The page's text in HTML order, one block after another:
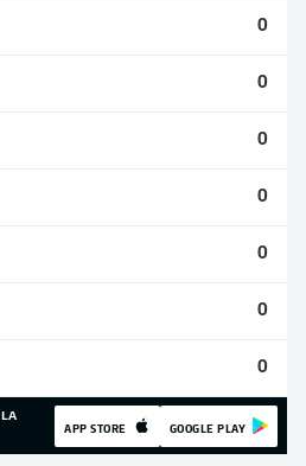
0
0
0
0
0
0
0
APP STORE GOOGLE PLAY